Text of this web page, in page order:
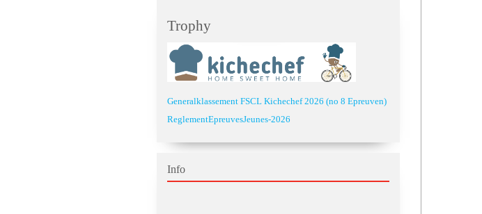
Trophy
Generalklassement FSCL Kichechef 2026 (no 8 Epreuven)
ReglementEpreuvesJeunes-2026
Info